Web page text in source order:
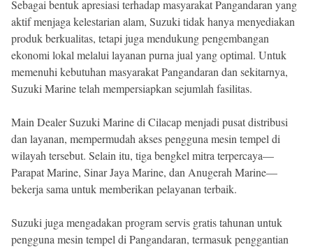
Sebagai bentuk apresiasi terhadap masyarakat Pangandaran yang
aktif menjaga kelestarian alam, Suzuki tidak hanya menyediakan
produk berkualitas, tetapi juga mendukung pengembangan
ekonomi lokal melalui layanan purna jual yang optimal. Untuk
memenuhi kebutuhan masyarakat Pangandaran dan sekitarnya,
Suzuki Marine telah mempersiapkan sejumlah fasilitas.
Main Dealer Suzuki Marine di Cilacap menjadi pusat distribusi
dan layanan, mempermudah akses pengguna mesin tempel di
wilayah tersebut. Selain itu, tiga bengkel mitra terpercaya—
Parapat Marine, Sinar Jaya Marine, dan Anugerah Marine—
bekerja sama untuk memberikan pelayanan terbaik.
Suzuki juga mengadakan program servis gratis tahunan untuk
pengguna mesin tempel di Pangandaran, termasuk penggantian